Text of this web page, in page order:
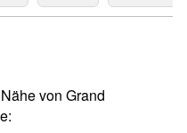
von Grand